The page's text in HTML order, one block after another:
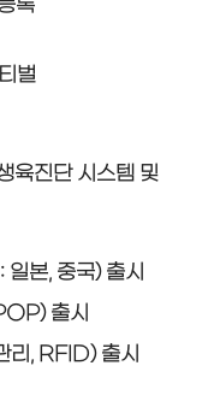
록
벌
육진단 시스템 및
본, 중국) 출시
출시
리, RFID) 출시